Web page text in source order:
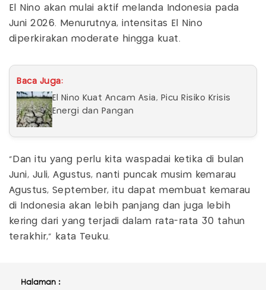
El Nino akan mulai aktif melanda Indonesia pada
Juni 2026. Menurutnya, intensitas El Nino
diperkirakan moderate hingga kuat.
Baca Juga:
El Nino Kuat Ancam Asia, Picu Risiko Krisis
Energi dan Pangan
"Dan itu yang perlu kita waspadai ketika di bulan
Juni, Juli, Agustus, nanti puncak musim kemarau
Agustus, September, itu dapat membuat kemarau
di Indonesia akan lebih panjang dan juga lebih
kering dari yang terjadi dalam rata-rata 30 tahun
terakhir," kata Teuku.
Halaman :